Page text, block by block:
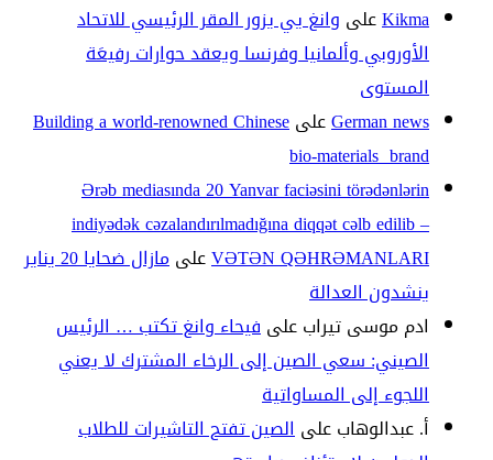
Kikmaعلى وانغ يي يزور المقر الرئيسي للاتحاد
الأوروبي وألمانيا وفرنسا ويعقد حوارات رفيعَة
المستوى
German newsعلىBuilding a world-renowned Chinese
bio-materials brand
Ərəb mediasında 20 Yanvar faciəsini törədənlərin
indiyədək cəzalandırılmadığına diqqət cəlb edilib –
VƏTƏN QƏHRƏMANLARIعلى
مازال ضحايا 20 يناير
ينشدون العدالة
ادم موسى تيرابعلىفيحاء وانغ تكتب … الرئيس
الصيني: سعي الصين إلى الرخاء المشترك لا يعني
اللجوء إلى المساواتية
أ. عبدالوهابعلىالصين تفتح التاشيرات للطلاب